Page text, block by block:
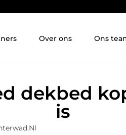
Over ons Ons
dekbed
is